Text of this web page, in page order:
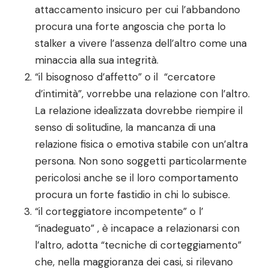
attaccamento insicuro per cui l’abbandono
procura una forte angoscia che porta lo
stalker a vivere l’assenza dell’altro come una
minaccia alla sua integrità.
“il bisognoso d’affetto” o il “cercatore
d’intimità”, vorrebbe una relazione con l’altro.
La relazione idealizzata dovrebbe riempire il
senso di solitudine, la mancanza di una
relazione fisica o emotiva stabile con un’altra
persona. Non sono soggetti particolarmente
pericolosi anche se il loro comportamento
procura un forte fastidio in chi lo subisce.
“il corteggiatore incompetente” o l’
“inadeguato” , è incapace a relazionarsi con
l’altro, adotta “tecniche di corteggiamento”
che, nella maggioranza dei casi, si rilevano